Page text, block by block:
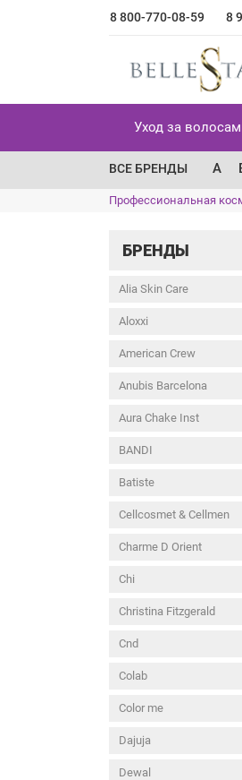
8 800-770-08-59 8
Уход за
ВСЕ БРЕНДЫ A
Профессиональная
БРЕНДЫ
Alia Skin Care
Aloxxi
American Crew
Anubis Barcelona
Aura Chake Inst
BANDI
Batiste
Cellcosmet & Cellmen
Charme D Orient
Chi
Christina Fitzgerald
Cnd
Colab
Color me
Dajuja
Dewal